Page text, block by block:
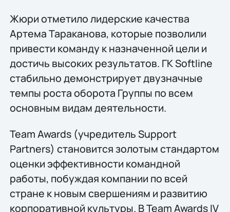
Жюри отметило лидерские качества
Артема Тараканова, которые позволили
привести команду к назначенной цели и
достичь высоких результатов. ГК Softline
стабильно демонстрирует двузначные
темпы роста оборота Группы по всем
основным видам деятельности.
Team Awards (учредитель Support
Partners) становится золотым стандартом
оценки эффективности командной
работы, побуждая компании по всей
стране к новым свершениям и развитию
корпоративной культуры. В Team Awards IV